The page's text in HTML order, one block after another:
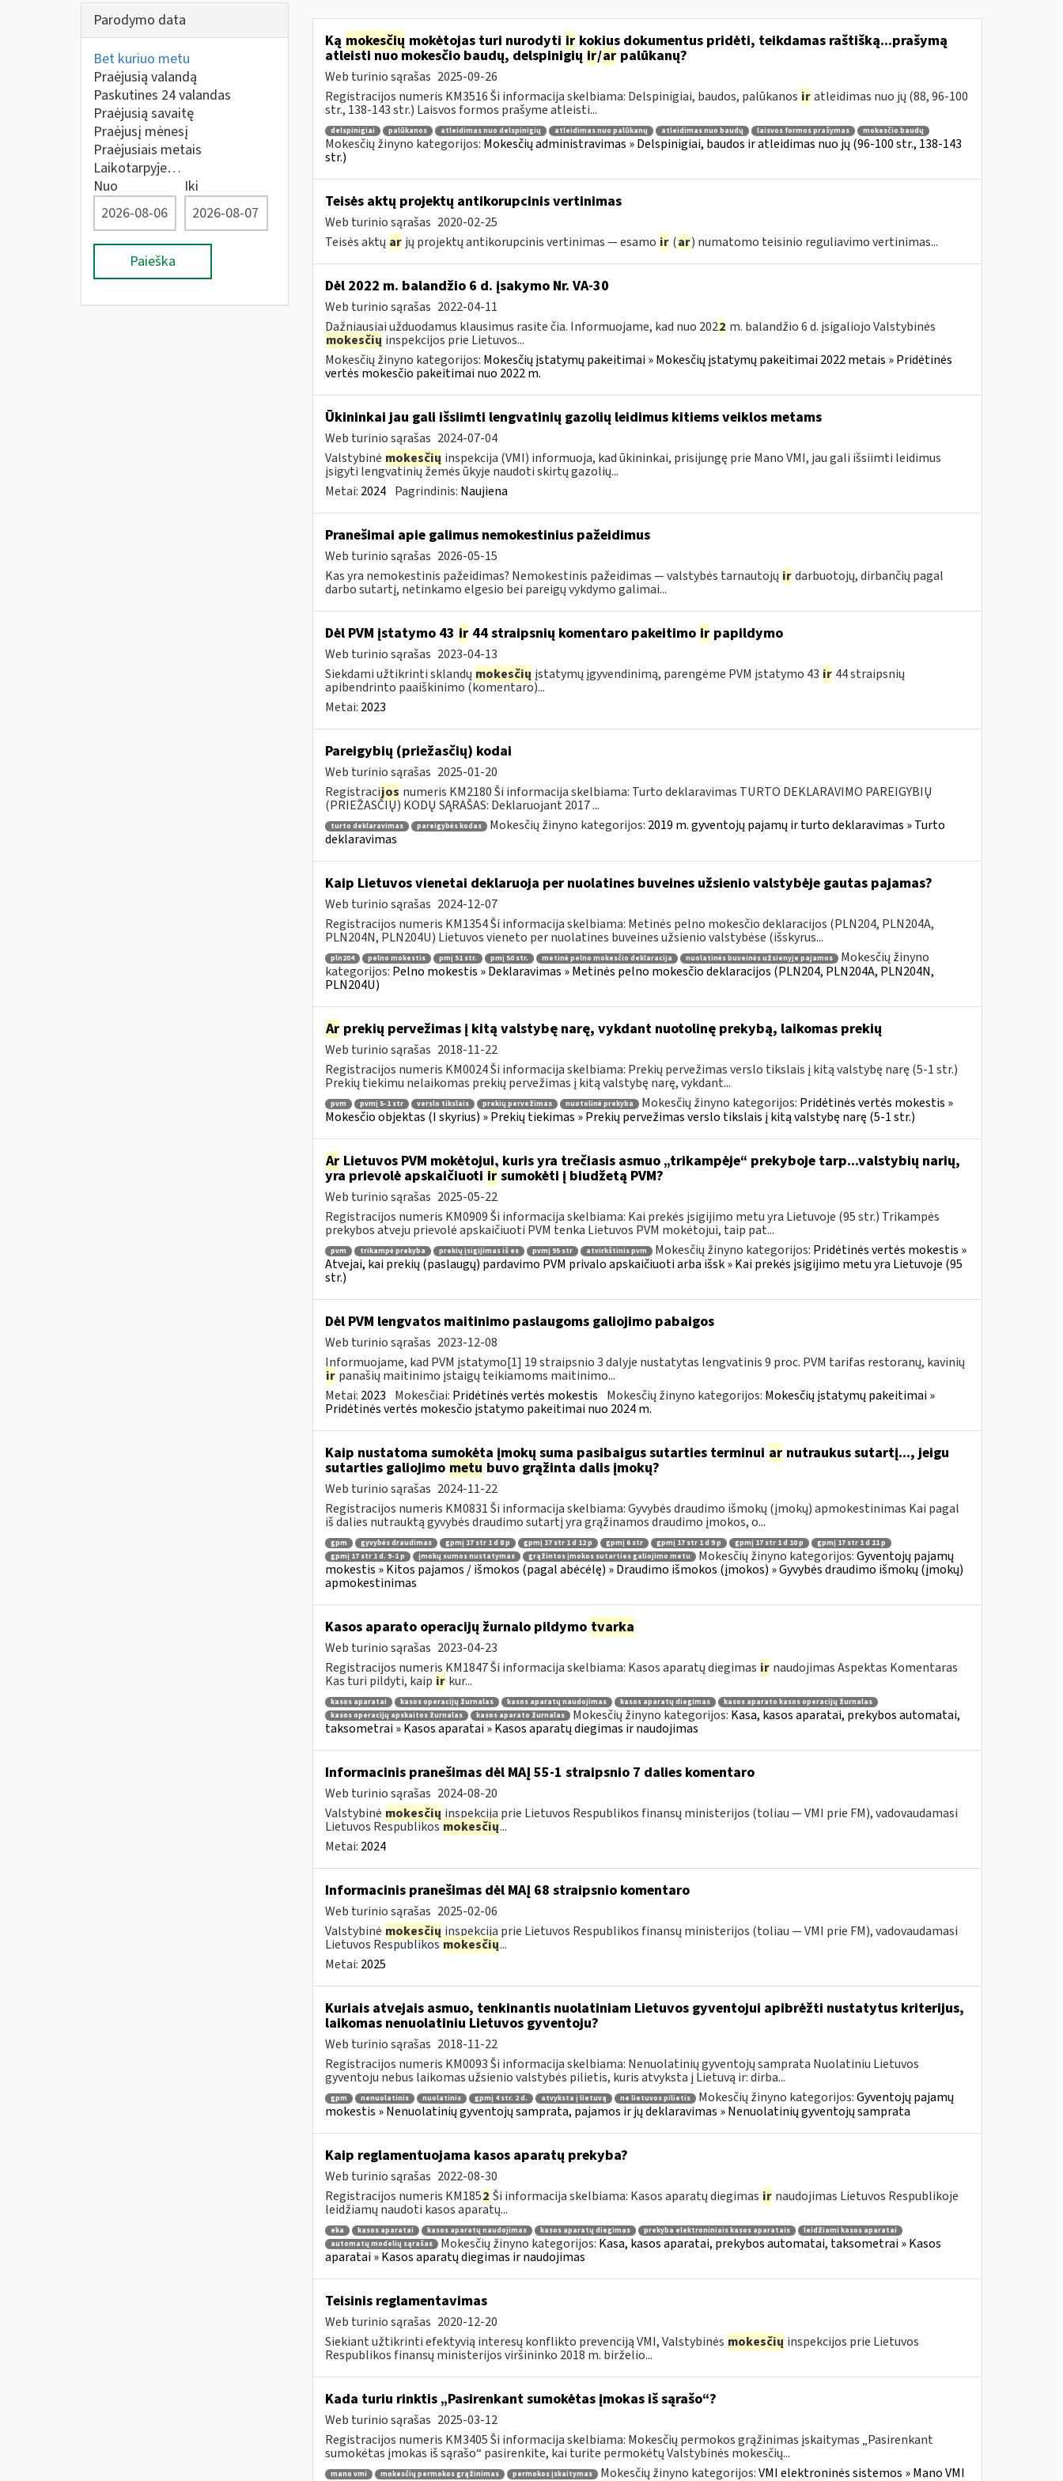
Parodymo data
Bet kuriuo metu
Praėjusią valandą
Paskutines 24 valandas
Praėjusią savaitę
Praėjusį mėnesį
Praėjusiais metais
Laikotarpyje…
Nuo
Iki
Paieška
Ką mokesčių mokėtojas turi nurodyti irkokius dokumentus pridėti, teikdamas raštišką...prašymą
atleisti nuo mokesčio baudų, delspinigių ir/arpalūkanų?
Web turinio sąrašas 2025-09-26
Registracijos numeris KM3516 Ši informacija skelbiama: Delspinigiai, baudos, palūkanos ir atleidimas nuo jų (88, 96-100
str., 138-143 str.) Laisvos formos prašyme atleisti...
delspinigiai palūkanos atleidimas nuo delspinigių atleidimas nuo palūkanų atleidimas nuo baudų laisvos formos prašymas mokesčio baudų
Mokesčių žinyno kategorijos: Mokesčių administravimas » Delspinigiai, baudos ir atleidimas nuo jų (96-100 str., 138-143
str.)
Teisės aktų projektų antikorupcinis vertinimas
Web turinio sąrašas 2020-02-25
Teisės aktų ar jų projektų antikorupcinis vertinimas — esamo ir (ar) numatomo teisinio reguliavimo vertinimas...
Dėl 2022 m. balandžio 6 d. įsakymo Nr. VA-30
Web turinio sąrašas 2022-04-11
Dažniausiai užduodamus klausimus rasite čia. Informuojame, kad nuo 2022 m. balandžio 6 d. įsigaliojo Valstybinės
mokesčių inspekcijos prie Lietuvos...
Mokesčių žinyno kategorijos: Mokesčių įstatymų pakeitimai » Mokesčių įstatymų pakeitimai 2022 metais » Pridėtinės
vertės mokesčio pakeitimai nuo 2022 m.
Ūkininkai jau gali išsiimti lengvatinių gazolių leidimus kitiems veiklos metams
Web turinio sąrašas 2024-07-04
Valstybinė mokesčių inspekcija (VMI) informuoja, kad ūkininkai, prisijungę prie Mano VMI, jau gali išsiimti leidimus
įsigyti lengvatinių žemės ūkyje naudoti skirtų gazolių...
Metai: 2024 Pagrindinis: Naujiena
Pranešimai apie galimus nemokestinius pažeidimus
Web turinio sąrašas 2026-05-15
Kas yra nemokestinis pažeidimas? Nemokestinis pažeidimas — valstybės tarnautojų ir darbuotojų, dirbančių pagal
darbo sutartį, netinkamo elgesio bei pareigų vykdymo galimai...
Dėl PVM įstatymo 43 ir44 straipsnių komentaro pakeitimo irpapildymo
Web turinio sąrašas 2023-04-13
Siekdami užtikrinti sklandų mokesčių įstatymų įgyvendinimą, parengėme PVM įstatymo 43 ir 44 straipsnių
apibendrinto paaiškinimo (komentaro)...
Metai: 2023
Pareigybių (priežasčių) kodai
Web turinio sąrašas 2025-01-20
Registracijos numeris KM2180 Ši informacija skelbiama: Turto deklaravimas TURTO DEKLARAVIMO PAREIGYBIŲ
(PRIEŽASČIŲ) KODŲ SĄRAŠAS: Deklaruojant 2017 ...
turto deklaravimas pareigybės kodas Mokesčių žinyno kategorijos: 2019 m. gyventojų pajamų ir turto deklaravimas » Turto
deklaravimas
Kaip Lietuvos vienetai deklaruoja per nuolatines buveines užsienio valstybėje gautas pajamas?
Web turinio sąrašas 2024-12-07
Registracijos numeris KM1354 Ši informacija skelbiama: Metinės pelno mokesčio deklaracijos (PLN204, PLN204A,
PLN204N, PLN204U) Lietuvos vieneto per nuolatines buveines užsienio valstybėse (išskyrus...
pln204 pelno mokestis pmį 51 str. pmį 50 str. metinė pelno mokesčio deklaracija nuolatinės buveinės užsienyje pajamos
Mokesčių žinyno
kategorijos: Pelno mokestis » Deklaravimas » Metinės pelno mokesčio deklaracijos (PLN204, PLN204A, PLN204N,
PLN204U)
Arprekių pervežimas į kitą valstybę narę, vykdant nuotolinę prekybą, laikomas prekių
Web turinio sąrašas 2018-11-22
Registracijos numeris KM0024 Ši informacija skelbiama: Prekių pervežimas verslo tikslais į kitą valstybę narę (5-1 str.)
Prekių tiekimu nelaikomas prekių pervežimas į kitą valstybę narę, vykdant...
pvm pvmį 5-1 str verslo tikslais prekių pervežimas nuotolinė prekyba Mokesčių žinyno kategorijos: Pridėtinės vertės mokestis »
Mokesčio objektas (I skyrius) » Prekių tiekimas » Prekių pervežimas verslo tikslais į kitą valstybę narę (5-1 str.)
ArLietuvos PVM mokėtojui, kuris yra trečiasis asmuo „trikampėje“ prekyboje tarp...valstybių narių,
yra prievolė apskaičiuoti irsumokėti į biudžetą PVM?
Web turinio sąrašas 2025-05-22
Registracijos numeris KM0909 Ši informacija skelbiama: Kai prekės įsigijimo metu yra Lietuvoje (95 str.) Trikampės
prekybos atveju prievolė apskaičiuoti PVM tenka Lietuvos PVM mokėtojui, taip pat...
pvm trikampė prekyba prekių įsigijimas iš es pvmį 95 str atvirkštinis pvm Mokesčių žinyno kategorijos: Pridėtinės vertės mokestis »
Atvejai, kai prekių (paslaugų) pardavimo PVM privalo apskaičiuoti arba išsk » Kai prekės įsigijimo metu yra Lietuvoje (95
str.)
Dėl PVM lengvatos maitinimo paslaugoms galiojimo pabaigos
Web turinio sąrašas 2023-12-08
Informuojame, kad PVM įstatymo[1] 19 straipsnio 3 dalyje nustatytas lengvatinis 9 proc. PVM tarifas restoranų, kavinių
ir panašių maitinimo įstaigų teikiamoms maitinimo...
Metai: 2023 Mokesčiai: Pridėtinės vertės mokestis Mokesčių žinyno kategorijos: Mokesčių įstatymų pakeitimai »
Pridėtinės vertės mokesčio įstatymo pakeitimai nuo 2024 m.
Kaip nustatoma sumokėta įmokų suma pasibaigus sutarties terminui arnutraukus sutartį..., jeigu
sutarties galiojimo metu buvo grąžinta dalis įmokų?
Web turinio sąrašas 2024-11-22
Registracijos numeris KM0831 Ši informacija skelbiama: Gyvybės draudimo išmokų (įmokų) apmokestinimas Kai pagal
iš dalies nutrauktą gyvybės draudimo sutartį yra grąžinamos draudimo įmokos, o...
gpm gyvybės draudimas gpmį 17 str 1 d 8 p gpmį 17 str 1 d 12 p gpmį 6 str gpmį 17 str 1 d 9 p gpmį 17 str 1 d 10 p
gpmį 17 str 1 d 11 p
gpmį 17 str 1 d. 9-1 p
įmokų sumos nustatymas grąžintos įmokos sutarties galiojimo metu Mokesčių žinyno kategorijos:Gyventojų pajamų
mokestis » Kitos pajamos / išmokos (pagal abėcėlę) » Draudimo išmokos (įmokos) » Gyvybės draudimo išmokų (įmokų)
apmokestinimas
Kasos aparato operacijų žurnalo pildymo tvarka
Web turinio sąrašas 2023-04-23
Registracijos numeris KM1847 Ši informacija skelbiama: Kasos aparatų diegimas ir naudojimas Aspektas Komentaras
Kas turi pildyti, kaip ir kur...
kasos aparatai kasos operacijų žurnalas kasos aparatų naudojimas kasos aparatų diegimas
kasos aparato kasos operacijų žurnalas
kasos operacijų apskaitos žurnalas
kasos aparato žurnalas Mokesčių žinyno kategorijos: Kasa, kasos aparatai, prekybos automatai,
taksometrai » Kasos aparatai » Kasos aparatų diegimas ir naudojimas
Informacinis pranešimas dėl MAĮ 55-1 straipsnio 7 dalies komentaro
Web turinio sąrašas 2024-08-20
Valstybinė mokesčių inspekcija prie Lietuvos Respublikos finansų ministerijos (toliau — VMI prie FM), vadovaudamasi
Lietuvos Respublikosmokesčių...
Metai: 2024
Informacinis pranešimas dėl MAĮ 68 straipsnio komentaro
Web turinio sąrašas 2025-02-06
Valstybinė mokesčių inspekcija prie Lietuvos Respublikos finansų ministerijos (toliau — VMI prie FM), vadovaudamasi
Lietuvos Respublikosmokesčių...
Metai: 2025
Kuriais atvejais asmuo, tenkinantis nuolatiniam Lietuvos gyventojui apibrėžti nustatytus kriterijus,
laikomas nenuolatiniu Lietuvos gyventoju?
Web turinio sąrašas 2018-11-22
Registracijos numeris KM0093 Ši informacija skelbiama: Nenuolatinių gyventojų samprata Nuolatiniu Lietuvos
gyventoju nebus laikomas užsienio valstybės pilietis, kuris atvyksta į Lietuvą ir: dirba...
gpm nenuolatinis nuolatinis gpmį 4 str. 2 d. atvyksta į lietuvą ne lietuvos pilietis Mokesčių žinyno kategorijos:Gyventojų pajamų
mokestis » Nenuolatinių gyventojų samprata, pajamos ir jų deklaravimas » Nenuolatinių gyventojų samprata
Kaip reglamentuojama kasos aparatų prekyba?
Web turinio sąrašas 2022-08-30
Registracijos numeris KM1852 Ši informacija skelbiama: Kasos aparatų diegimas ir naudojimas Lietuvos Respublikoje
leidžiamų naudoti kasos aparatų...
eka kasos aparatai kasos aparatų naudojimas kasos aparatų diegimas prekyba elektroniniais kasos aparatais
leidžiami kasos aparatai
automatų modelių sąrašas
Mokesčių žinyno kategorijos: Kasa, kasos aparatai, prekybos automatai, taksometrai » Kasos
aparatai » Kasos aparatų diegimas ir naudojimas
Teisinis reglamentavimas
Web turinio sąrašas 2020-12-20
Siekiant užtikrinti efektyvią interesų konflikto prevenciją VMI, Valstybinės mokesčių inspekcijos prie Lietuvos
Respublikos finansų ministerijos viršininko 2018 m. birželio...
Kada turiu rinktis „Pasirenkant sumokėtas įmokas iš sąrašo“?
Web turinio sąrašas 2025-03-12
Registracijos numeris KM3405 Ši informacija skelbiama: Mokesčių permokos grąžinimas įskaitymas „Pasirenkant
sumokėtas įmokas iš sąrašo“ pasirenkite, kai turite permokėtų Valstybinės mokesčių...
mano vmi mokesčių permokos grąžinimas permokos įskaitymas Mokesčių žinyno kategorijos:VMI elektroninės sistemos » Mano VMI